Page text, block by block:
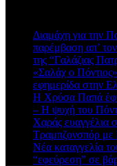
Διαμάχη για την
παρέμβαση απ’
της “Γαλάζιας
«Σαλάχ ο
εφημερίδα στην
Η Χρύσα Παπά
– Η ψυχή του
Χαράς ευαγγέλια
Τραμπζονσπόρ
Νέα καταγγελία
“εφεύρεση” σε